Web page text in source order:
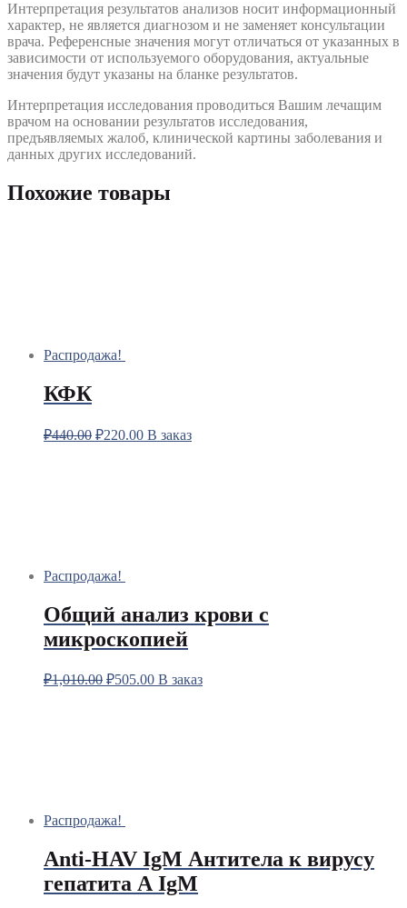
Интерпретация результатов анализов носит информационный
характер, не является диагнозом и не заменяет консультации
врача. Референсные значения могут отличаться от указанных в
зависимости от используемого оборудования, актуальные
значения будут указаны на бланке результатов.
Интерпретация исследования проводиться Вашим лечащим
врачом на основании результатов исследования,
предъявляемых жалоб, клинической картины заболевания и
данных других исследований.
Похожие товары
Распродажа!
КФК
₽440.00 ₽220.00 В заказ
Распродажа!
Общий анализ крови с
микроскопией
₽1,010.00 ₽505.00 В заказ
Распродажа!
Anti-HAV IgM Антитела к вирусу
гепатита А IgM